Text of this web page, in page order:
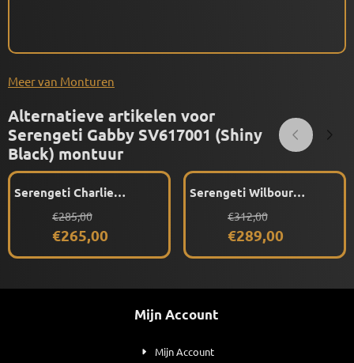
Meer van Monturen
Alternatieve artikelen voor
Serengeti Gabby SV617001 (Shiny
Black) montuur
Serengeti Charlie
Dark Green) montuur
Van 285,00 voor 265,00
€285,00
€265,00
Serengeti Wilbour
montuurVan 312,00 voor 289,00
€312,00
€289,00
Mijn Account
Mijn Account